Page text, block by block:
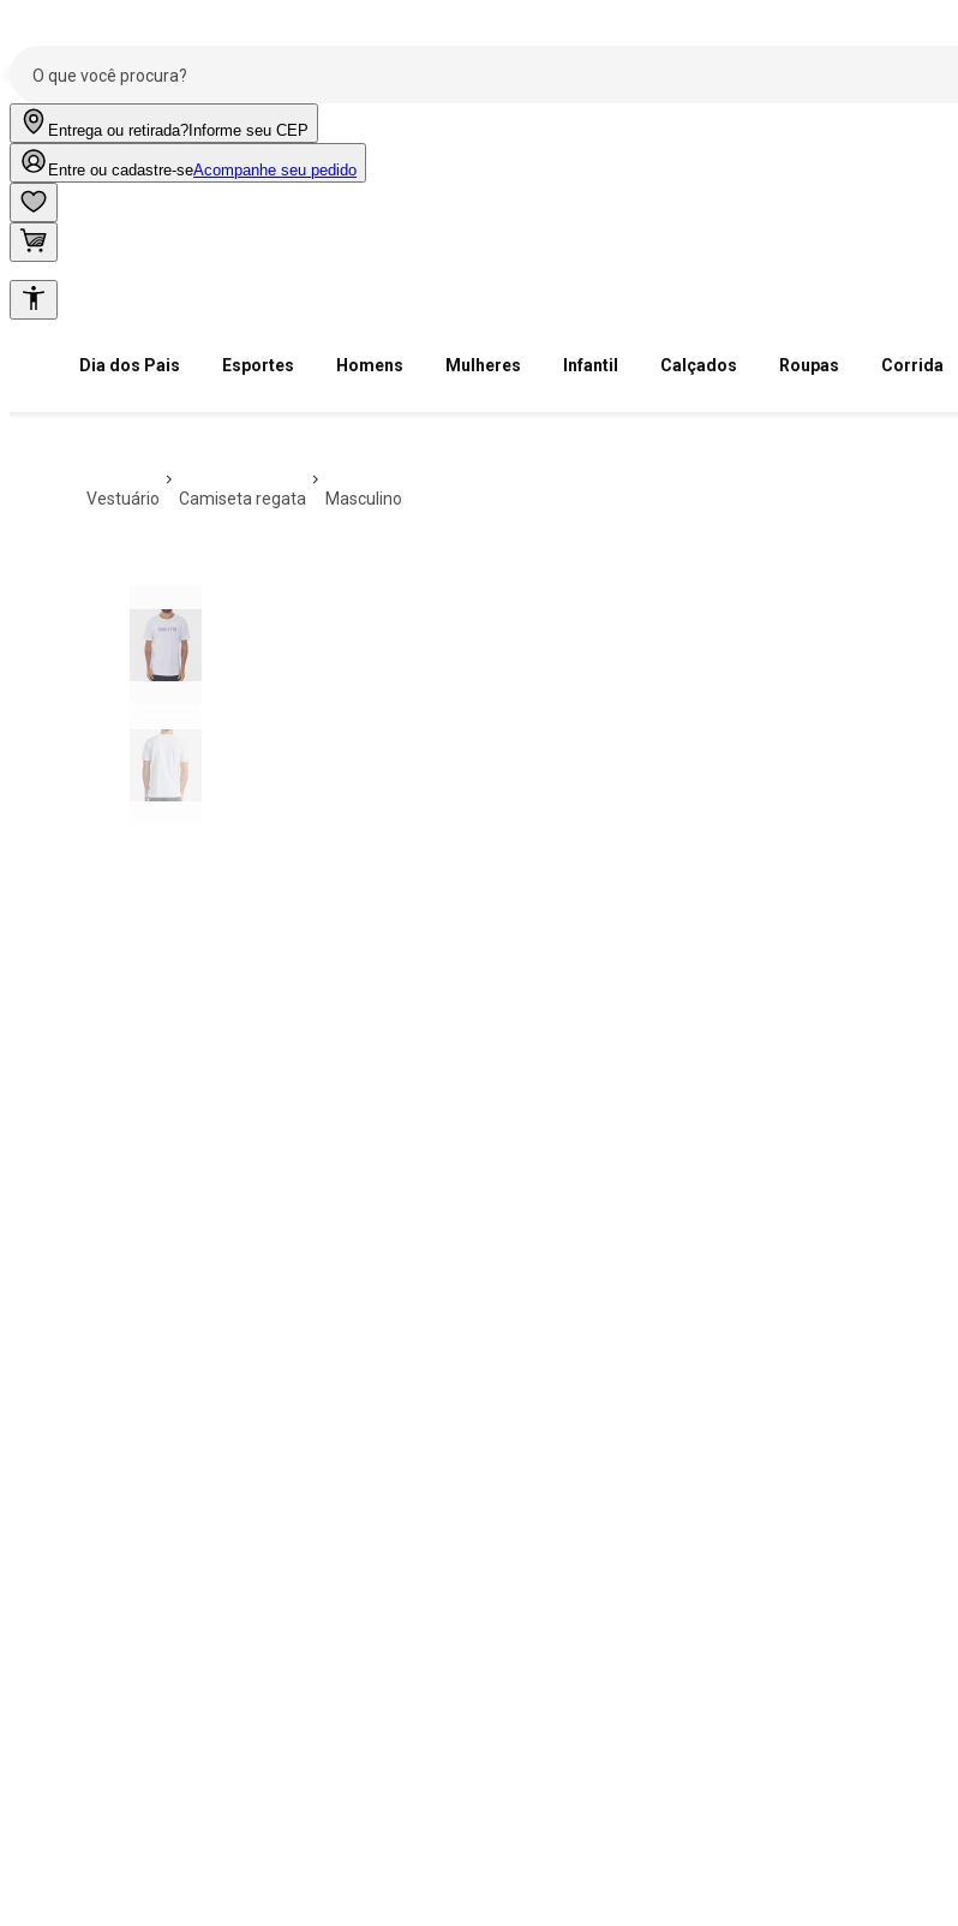
Entrega ou retirada? Informe seu CEP
Entre ou cadastre-seAcompanhe seu pedido
Dia dos Pais Esportes Homens Mulheres Infantil Calçados Roupas Corrida
vestuário camiseta regata masculino